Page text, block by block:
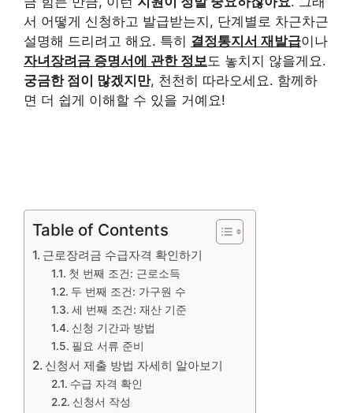
서 어떻게 신청하고 발급받는지, 단계별로 차근차근
설명해 드리려고 해요. 특히 결정통지서 재발급이나
자녀장려금 증명서에 관한 정보 도 놓치지 않을게요.
궁금한 점이 많겠지만, 천천히 따라오세요. 함께하
면 더 쉽게 이해할 수 있을 거예요!
Table of Contents
근로장려금 수급자격 확인하기
첫 번째 조건: 근로소득
두 번째 조건: 가구원 수
세 번째 조건: 재산 기준
신청 기간과 방법
필요 서류 준비
신청서 제출 방법 자세히 알아보기
수급 자격 확인
신청서 작성